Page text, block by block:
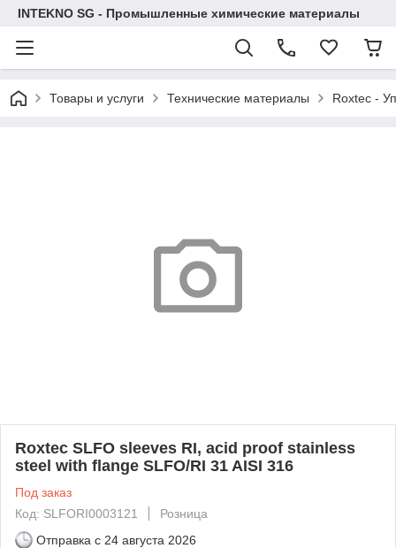
INTEKNO SG - Промышленные химические материалы
Товары и услуги Технические материалы Roxtec -
Roxtec SLFO sleeves RI, acid proof stainless
steel with flange SLFO/RI 31 AISI 316
Под заказ
Код: SLFORI0003121
Розница
Отправка с 24 августа 2026